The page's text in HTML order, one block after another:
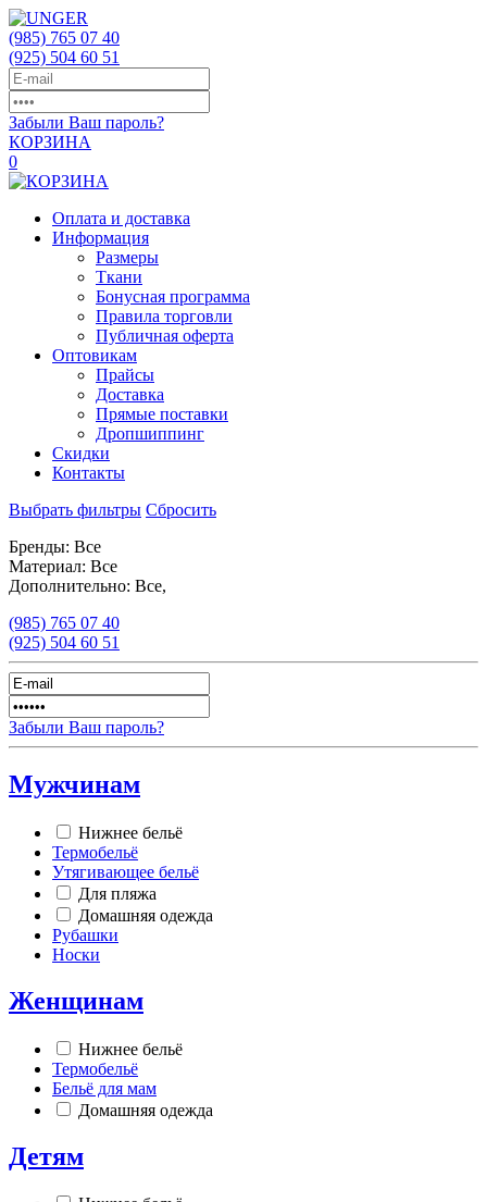
(985) 765 07 40
(925) 504 60 51
Забыли Ваш пароль?
КОРЗИНА
0
Оплата и доставка
Информация
Размеры
Ткани
Бонусная программа
Правила торговли
Публичная оферта
Оптовикам
Прайсы
Доставка
Прямые поставки
Дропшиппинг
Скидки
Контакты
Выбрать фильтры Сбросить
Бренды: Все
Материал: Все
Дополнительно: Все,
(985) 765 07 40
(925) 504 60 51
Забыли Ваш пароль?
Мужчинам
Нижнее бельё
Термобельё
Утягивающее бельё
Для пляжа
Домашняя одежда
Рубашки
Носки
Женщинам
Нижнее бельё
Термобельё
Бельё для мам
Домашняя одежда
Детям